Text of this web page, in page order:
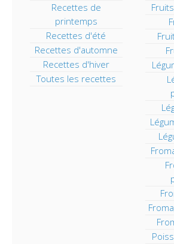
Recettes de
printemps
Recettes d'été
Recettes d'automne
Recettes d'hiver
Toutes les recettes